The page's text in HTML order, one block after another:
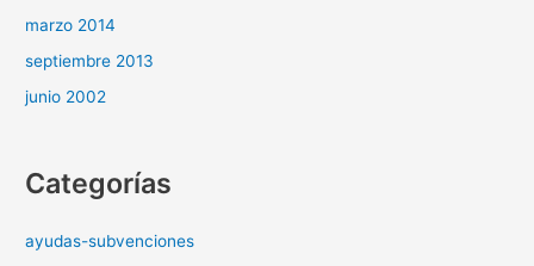
marzo 2014
septiembre 2013
junio 2002
Categorías
ayudas-subvenciones